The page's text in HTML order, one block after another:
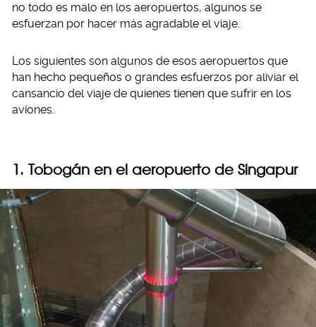
no todo es malo en los aeropuertos, algunos se
esfuerzan por hacer más agradable el viaje.
Los siguientes son algunos de esos aeropuertos que
han hecho pequeños o grandes esfuerzos por aliviar el
cansancio del viaje de quienes tienen que sufrir en los
aviones.
1. Tobogán en el aeropuerto de Singapur